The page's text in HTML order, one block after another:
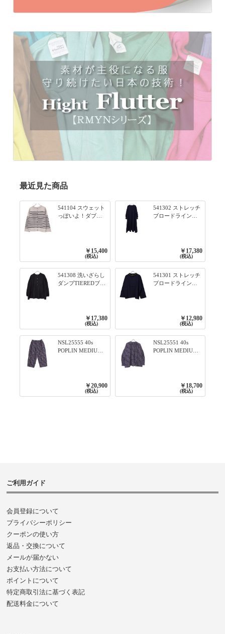
最近見た商品
541104 スウェット
っぽいよ！ダブル
プルオーバー 101オ
フベージュ×ネイビ
￥15,400
(税込)
541302 ストレッチ
ブロードライン入
ワンピース 79ネイ
￥17,380
(税込)
541308 洗いざらし
ダンプTIEREDブシ
￥17,380
(税込)
541301 ストレッチ
ブロードライン入
リブプルオーバー
79ネイビー
￥12,980
(税込)
NSL25555 40s
POPLIN MEDIUM
￥20,900
(税込)
NSL25551 40s
POPLIN MEDIUM
3800NAVY BASE
￥18,700
(税込)
ご利用ガイド
会員登録について
プライバシーポリシー
クーポンの使い方
返品・交換について
メールが届かない
お支払い方法について
ポイントについて
特定商取引法に基づく表記
配送料金について